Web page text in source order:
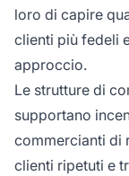
loro di capire
clienti più fedeli
approccio.
Le strutture di
supportano
commercianti di
clienti ripetuti e